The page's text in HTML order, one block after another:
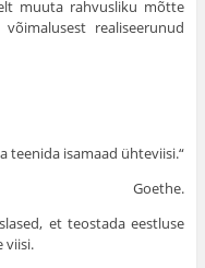
muuta rahvusliku mõtte
realiseerunud
teenida isamaad ühteviisi.“
Goethe.
et teostada eestluse
viisi.